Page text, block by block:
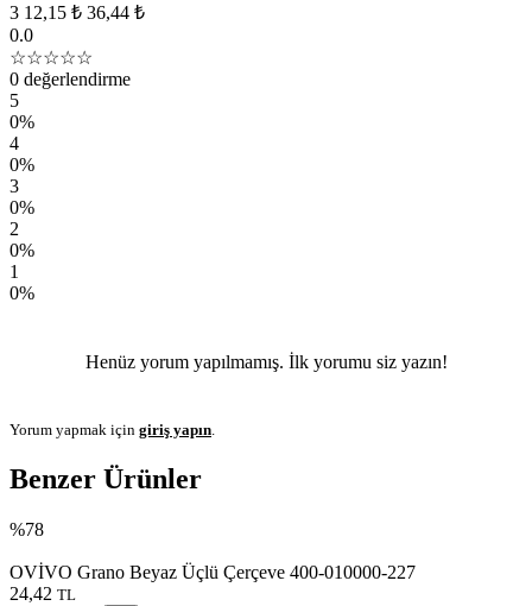
3 12,15 ₺ 36,44 ₺
0.0
☆☆☆☆☆
0 değerlendirme
5
0%
4
0%
3
0%
2
0%
1
0%
Henüz yorum yapılmamış. İlk yorumu siz yazın!
Yorum yapmak için giriş yapın
Benzer Ürünler
%78
OVİVO Grano Beyaz Üçlü Çerçeve 400-010000-227
24,42 TL